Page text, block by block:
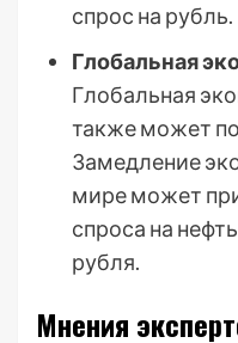
спрос на рубль.
Глобальная
Глобальная
также может
Замедление
мире может
спроса на
рубля.
Мнения